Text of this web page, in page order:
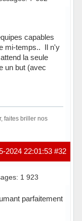
capables
mi-temps.. Il n'y
la seule
un but (avec
faites briller nos
#32
2024 22:01:53
1 923
parfaitement